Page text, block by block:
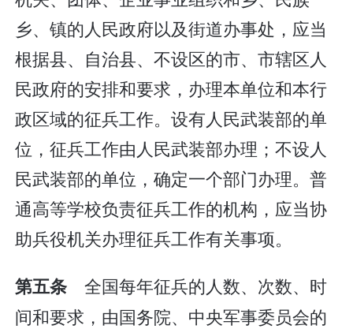
乡、镇的人民政府以及街道办事处，应当
根据县、自治县、不设区的市、市辖区人
民政府的安排和要求，办理本单位和本行
政区域的征兵工作。设有人民武装部的单
位，征兵工作由人民武装部办理；不设人
民武装部的单位，确定一个部门办理。普
通高等学校负责征兵工作的机构，应当协
助兵役机关办理征兵工作有关事项。
第五条 全国每年征兵的人数、次数、时
间和要求，由国务院、中央军事委员会的